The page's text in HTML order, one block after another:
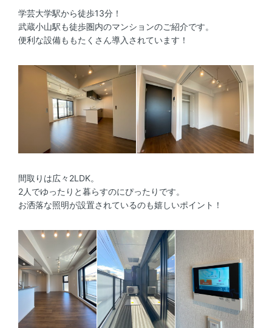
学芸大学駅から徒歩13分！
武蔵小山駅も徒歩圏内のマンションのご紹介です。
便利な設備ももたくさん導入されています！
間取りは広々2LDK。
2人でゆったりと暮らすのにぴったりです。
お洒落な照明が設置されているのも嬉しいポイント！